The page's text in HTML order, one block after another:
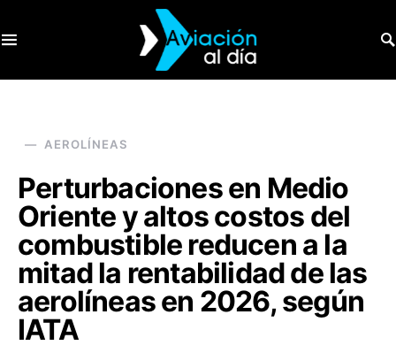
AEROLÍNEAS
Perturbaciones en Medio
Oriente y altos costos del
combustible reducen a la
mitad la rentabilidad de las
aerolíneas en 2026, según
IATA